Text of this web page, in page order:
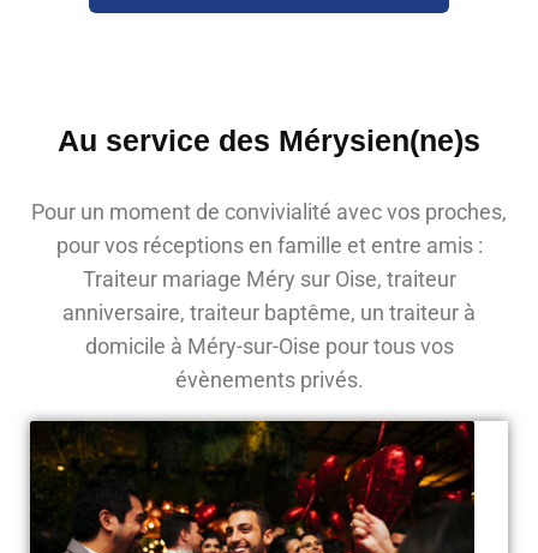
Au service des Mérysien(ne)s
Pour un moment de convivialité avec vos proches,
pour vos réceptions en famille et entre amis :
Traiteur mariage Méry sur Oise, traiteur
anniversaire, traiteur baptême, un traiteur à
domicile à Méry-sur-Oise pour tous vos
évènements privés.